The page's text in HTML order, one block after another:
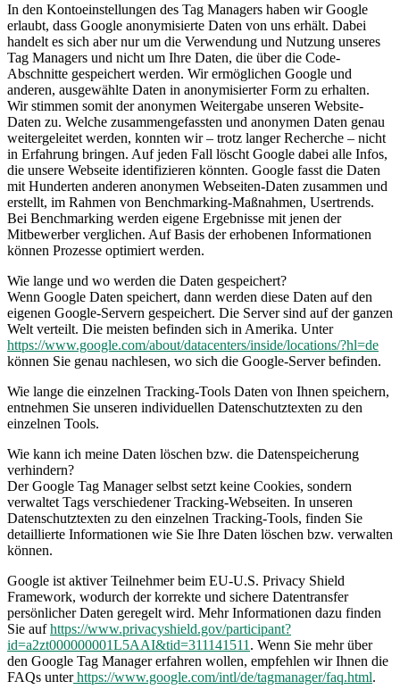
In den Kontoeinstellungen des Tag Managers haben wir Google
erlaubt, dass Google anonymisierte Daten von uns erhält. Dabei
handelt es sich aber nur um die Verwendung und Nutzung unseres
Tag Managers und nicht um Ihre Daten, die über die Code-
Abschnitte gespeichert werden. Wir ermöglichen Google und
anderen, ausgewählte Daten in anonymisierter Form zu erhalten.
Wir stimmen somit der anonymen Weitergabe unseren Website-
Daten zu. Welche zusammengefassten und anonymen Daten genau
weitergeleitet werden, konnten wir – trotz langer Recherche – nicht
in Erfahrung bringen. Auf jeden Fall löscht Google dabei alle Infos,
die unsere Webseite identifizieren könnten. Google fasst die Daten
mit Hunderten anderen anonymen Webseiten-Daten zusammen und
erstellt, im Rahmen von Benchmarking-Maßnahmen, Usertrends.
Bei Benchmarking werden eigene Ergebnisse mit jenen der
Mitbewerber verglichen. Auf Basis der erhobenen Informationen
können Prozesse optimiert werden.
Wie lange und wo werden die Daten gespeichert?
Wenn Google Daten speichert, dann werden diese Daten auf den
eigenen Google-Servern gespeichert. Die Server sind auf der ganzen
Welt verteilt. Die meisten befinden sich in Amerika. Unter
https://www.google.com/about/datacenters/inside/locations/?hl=de
können Sie genau nachlesen, wo sich die Google-Server befinden.
Wie lange die einzelnen Tracking-Tools Daten von Ihnen speichern,
entnehmen Sie unseren individuellen Datenschutztexten zu den
einzelnen Tools.
Wie kann ich meine Daten löschen bzw. die Datenspeicherung
verhindern?
Der Google Tag Manager selbst setzt keine Cookies, sondern
verwaltet Tags verschiedener Tracking-Webseiten. In unseren
Datenschutztexten zu den einzelnen Tracking-Tools, finden Sie
detaillierte Informationen wie Sie Ihre Daten löschen bzw. verwalten
können.
Google ist aktiver Teilnehmer beim EU-U.S. Privacy Shield
Framework, wodurch der korrekte und sichere Datentransfer
persönlicher Daten geregelt wird. Mehr Informationen dazu finden
Sie aufhttps://www.privacyshield.gov/participant?
id=a2zt000000001L5AAI&tid=311141511 . Wenn Sie mehr über
den Google Tag Manager erfahren wollen, empfehlen wir Ihnen die
FAQs unterhttps://www.google.com/intl/de/tagmanager/faq.html.